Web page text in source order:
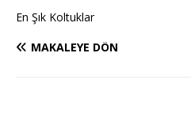
En Şık Koltuklar
MAKALEYE DÖN